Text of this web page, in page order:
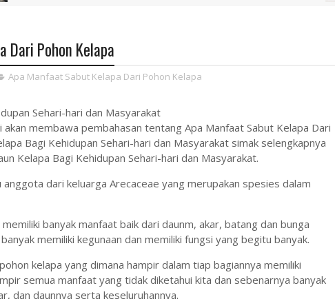
Dari Pohon Kelapa
Apa Manfaat Sabut Kelapa Dari Pohon Kelapa
Sehari-hari dan Masyarakat
akan membawa pembahasan tentang Apa Manfaat Sabut Kelapa Dari
Bagi Kehidupan Sehari-hari dan Masyarakat simak selengkapnya
Kelapa Bagi Kehidupan Sehari-hari dan Masyarakat.
anggota dari keluarga Arecaceae yang merupakan spesies dalam
banyak manfaat baik dari daunm, akar, batang dan bunga
memiliki kegunaan dan memiliki fungsi yang begitu banyak.
kelapa yang dimana hampir dalam tiap bagiannya memiliki
semua manfaat yang tidak diketahui kita dan sebenarnya banyak
dan daunnya serta keseluruhannya.